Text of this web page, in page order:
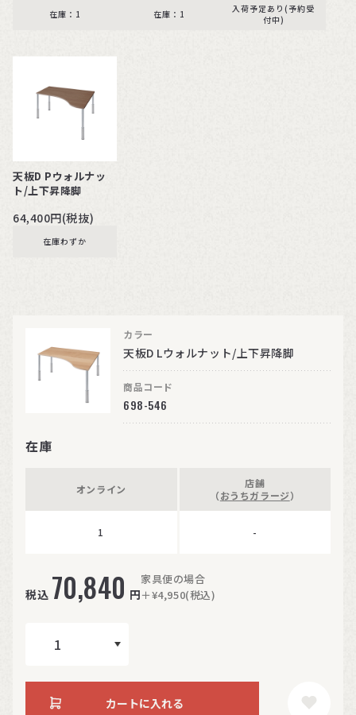
在庫：1 在庫：1
入荷予定あり(予約受
付中)
天板D Pウォルナッ
ト/上下昇降脚
64,400円(税抜)
在庫わずか
カラー
天板D Lウォルナット/上下昇降脚
商品コード
698-546
在庫
オンライン
1
店舗
（おうちガラージ）
-
税込 70,840 円
家具便の場合
＋¥4,950(税込)
カートに入れる